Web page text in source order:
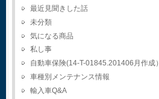
最近見聞きした話
未分類
気になる商品
私し事
自動車保険(14-T-01845.201406月作成）
車種別メンテナンス情報
輸入車Q&A